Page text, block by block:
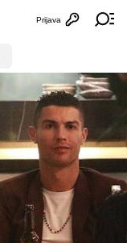
Otvori
Prijava